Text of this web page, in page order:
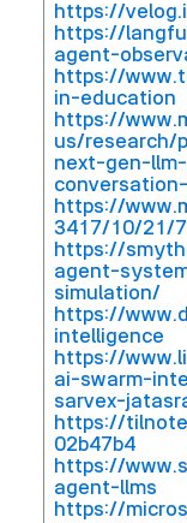
https://
https://
agent-
https://
in-education
https://
us/research/
next-gen-
https://
3417/10/21/
https://
agent-
simulation/
https://
intelligence
https://
ai-swarm-
sarvex-
https://
02b47b4
https://
agent-llms
https://